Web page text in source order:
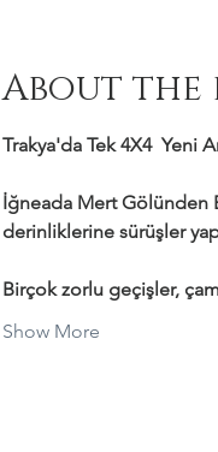
About the
Trakya'da Tek 4X4  Yeni
İğneada Mert Gölünden
derinliklerine sürüşler
Birçok zorlu geçişler,
Show More